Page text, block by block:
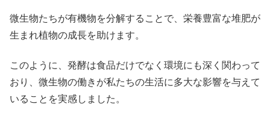
微生物たちが有機物を分解することで、栄養豊富な堆肥が
生まれ植物の成長を助けます。
このように、発酵は食品だけでなく環境にも深く関わって
おり、微生物の働きが私たちの生活に多大な影響を与えて
いることを実感しました。